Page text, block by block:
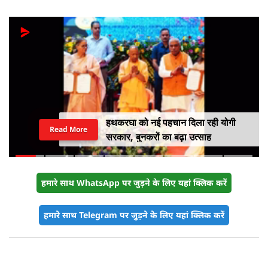
हथकरघा को नई पहचान दिला रही योगी
सरकार, बुनकरों का बढ़ा उत्साह
Read More
हमारे साथ WhatsApp पर जुड़ने के लिए यहां क्लिक करें
हमारे साथ Telegram पर जुड़ने के लिए यहां क्लिक करें